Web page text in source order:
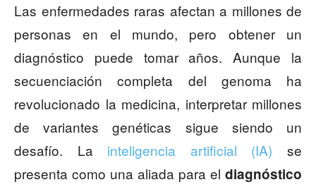
Las enfermedades raras afectan a millones de
personas en el mundo, pero obtener un
diagnóstico puede tomar años. Aunque la
secuenciación completa del genoma ha
revolucionado la medicina, interpretar millones
de variantes genéticas sigue siendo un
desafío. La inteligencia artificial (IA) se
presenta como una aliada para el diagnóstico